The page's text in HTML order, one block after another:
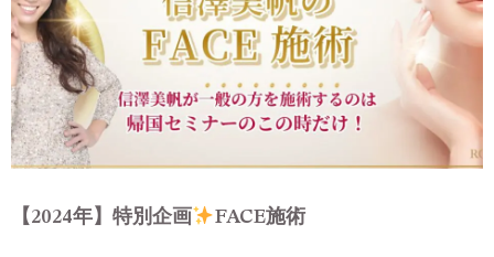
【2024年】特別企画 FACE施術